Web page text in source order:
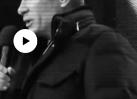
currently available